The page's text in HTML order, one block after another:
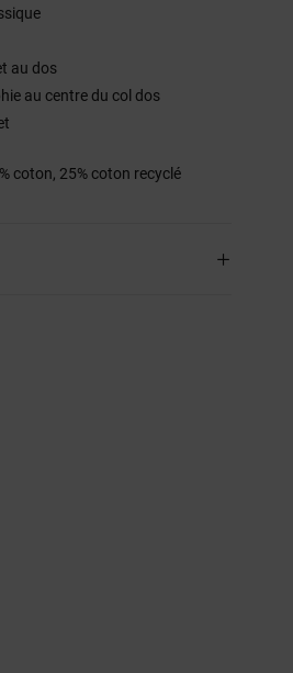
au dos
au centre du col dos
coton, 25% coton recyclé